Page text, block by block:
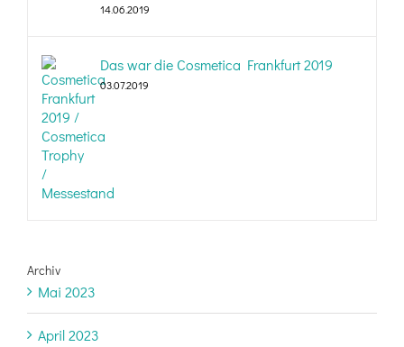
14.06.2019
Das war die Cosmetica Frankfurt 2019
03.07.2019
Archiv
Mai 2023
April 2023